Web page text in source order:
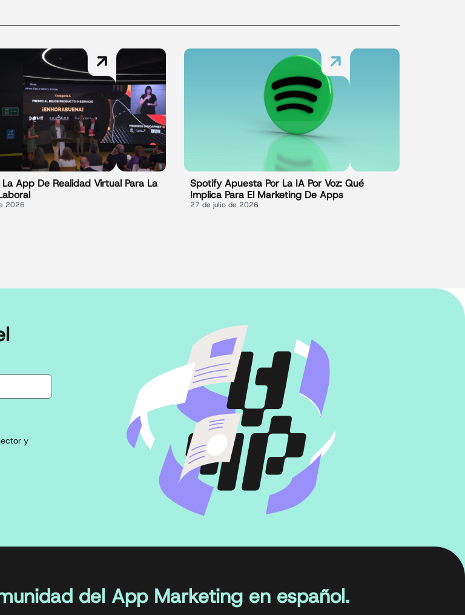
App De Realidad Virtual Para La
2026
Spotify Apuesta Por La IA Por Voz: Qué
Implica Para El Marketing De Apps
27 de julio de 2026
y
del App Marketing en español.